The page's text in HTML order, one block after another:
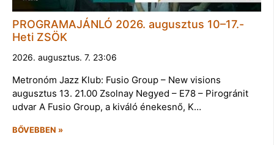
PROGRAMAJÁNLÓ 2026. augusztus 10–17.-
Heti ZSÖK
2026. augusztus. 7. 23:06
Metronóm Jazz Klub: Fusio Group – New visions
augusztus 13. 21.00 Zsolnay Negyed – E78 – Pirogránit
udvar A Fusio Group, a kiváló énekesnő, K…
BŐVEBBEN »